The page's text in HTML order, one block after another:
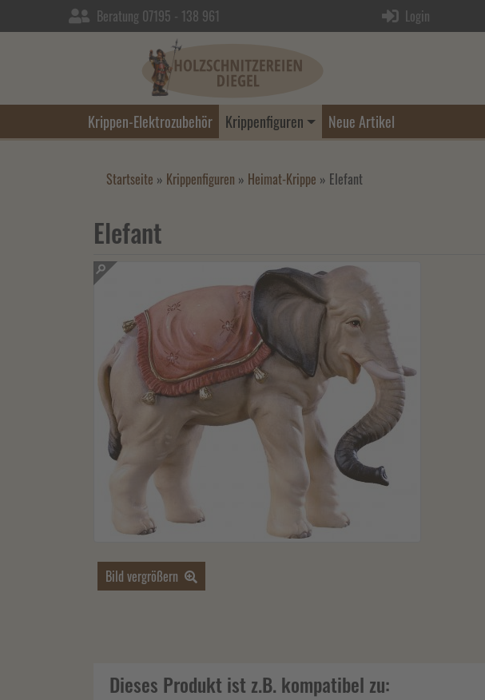
Beratung 07195 - 138 961 Login
Krippen-Elektrozubehör Krippenfiguren Neue Artikel
Startseite » Krippenfiguren » Heimat-Krippe » Elefant
Elefant
Bild vergrößern
Dieses Produkt ist z.B. kompatibel zu: